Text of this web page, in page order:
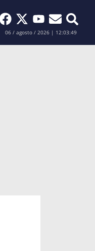
Buscar
06 / agosto / 2026 | 12:03:50